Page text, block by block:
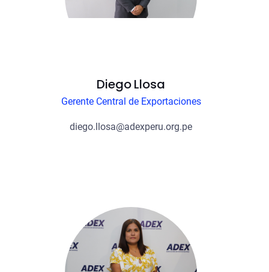
Diego Llosa
Gerente Central de Exportaciones
diego.llosa@adexperu.org.pe